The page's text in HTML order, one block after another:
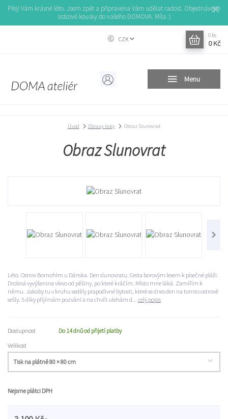
Přeji Vám krásné léto. Jsem zpět a připravena Vám udělat radost. Objednávejte
srdcové kousky do vašeho DOMOVA. Míla :)
Menu
CZK
0 ks
0 Kč
Úvod Obrazy tisky Obraz Slunovrat
Obraz Slunovrat
Léto. Ostrov Bornohlm u Dánska. Den slunovratu. Cesta borovým lesem k písečné pláži.
Drobná vyvýšenina vlevo od pěšiny, po které kráčím. Místo mne láká. Zamířím k
němu. Jakoby tu v kruhu seděly prapodivné bytosti, které se dnes den na tomto ostrově
sešly. S díky přijímám pozvání a na chvíli ulehám d... celý popis
Dostupnost
Do 14 dnů od přijetí platby
Velikost
Nejsme plátci DPH